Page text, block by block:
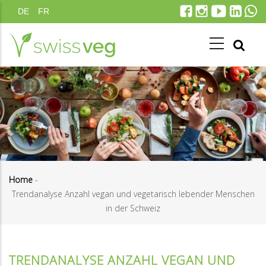
Direkt
zum
Inhalt
DE FR
Pfadnavigation
Home -
Trendanalyse Anzahl vegan und vegetarisch lebender Menschen
in der Schweiz
TRENDANALYSE ANZAHL VEGAN UND